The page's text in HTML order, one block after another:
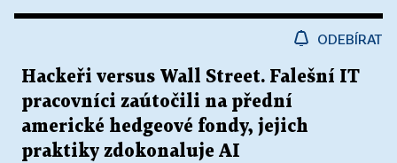
ODEBÍRAT
Hackeři versus Wall Street. Falešní IT
pracovníci zaútočili na přední
americké hedgeové fondy, jejich
praktiky zdokonaluje AI